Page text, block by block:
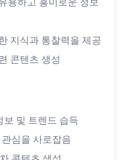
지식과 통찰력을 제공
콘텐츠 생성
보 및 트렌드 습득
심을 사로잡음